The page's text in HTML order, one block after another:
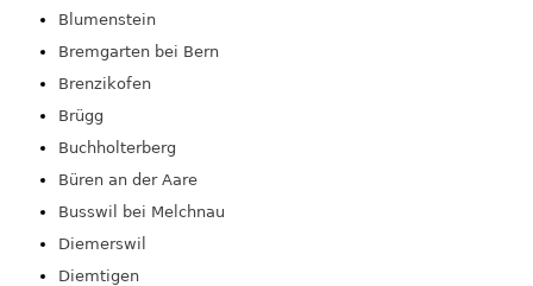
Blumenstein
Bremgarten bei Bern
Brenzikofen
Brügg
Buchholterberg
Büren an der Aare
Busswil bei Melchnau
Diemerswil
Diemtigen